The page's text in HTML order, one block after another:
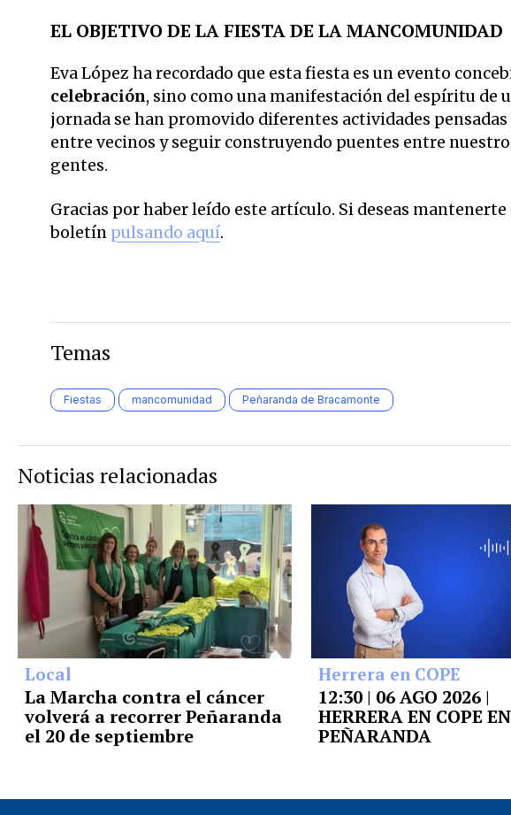
EL OBJETIVO DE LA FIESTA DE LA MANCOMUNIDAD
Eva López ha recordado que esta fiesta es un evento
celebración, sino como una manifestación del espíritu de
jornada se han promovido diferentes actividades
entre vecinos y seguir construyendo puentes entre
gentes.
Gracias por haber leído este artículo. Si deseas
boletín pulsando aquí.
Temas
Fiestas mancomunidad Peñaranda de Bracamonte
Noticias relacionadas
Local
La Marcha contra el cáncer
volverá a recorrer Peñaranda
el 20 de septiembre
Herrera en COPE
12:30 | 06 AGO 2026 |
HERRERA EN COPE EN
PEÑARANDA